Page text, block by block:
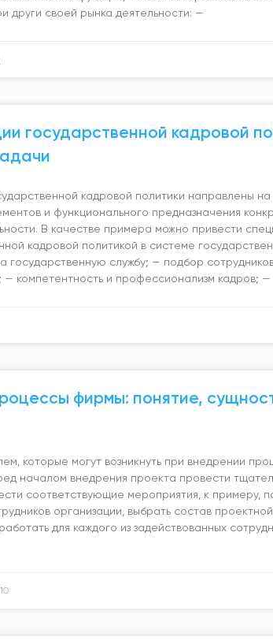
други своей рынка деятельности: —
государственной кадровой
кадровой политики направлены
и функционального предназначения
В качестве примера можно привести
кадровой политикой в системе
государственную службу; — подбор
— компетентность и профессионализм кадров; —
фирмы: понятие,
которые могут возникнуть при внедрении
началом внедрения проекта провести
соответствующие мероприятия, к примеру,
организации, выбрать состав
для каждого из задействованных